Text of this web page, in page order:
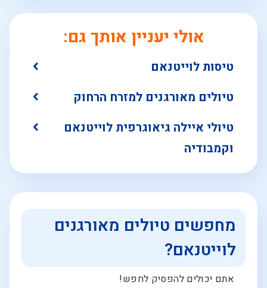
אולי יעניין אותך גם:
טיסות לוייטנאם
טיולים מאורגנים למזרח הרחוק
טיולי איילה גיאוגרפית לוייטנאם
וקמבודיה
מחפשים טיולים מאורגנים
לוייטנאם?
אתם יכולים להפסיק לחפש!